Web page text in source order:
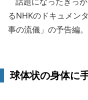
るNHKのドキュメン
事の流儀」の予告編。
球体状の身体に